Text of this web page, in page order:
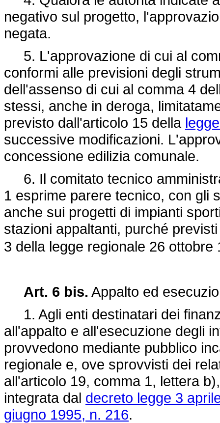
negativo sul progetto,
negata.
5. L'approvazione di cui al
conformi alle previsioni degli
dell'assenso di cui al comma 4
stessi, anche in deroga,
previsto dall'articolo 15 della
successive modificazioni.
concessione edilizia comunale.
6. Il comitato tecnico
1 esprime parere tecnico, con gli
anche sui progetti di impianti
stazioni appaltanti, purché
3 della legge regionale 26 ottobre
Art. 6 bis. Appalto ed
1. Agli enti destinatari dei
all'appalto e all'esecuzione degli
provvedono mediante pubblico
regionale e, ove sprovvisti dei
all'articolo 19, comma 1, lettera
integrata dal decreto legge 3
giugno 1995, n. 216.